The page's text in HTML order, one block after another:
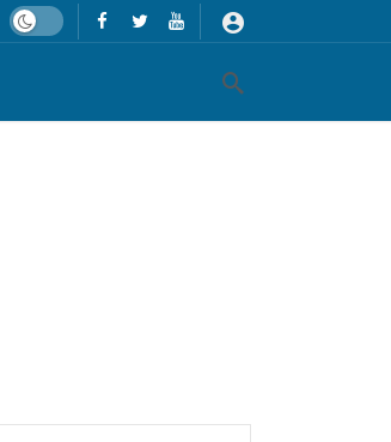
Dark mode